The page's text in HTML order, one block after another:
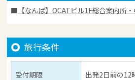
【なんば】OCATビル1F総合案内所
旅行条件
受付期限 出発2日前の12